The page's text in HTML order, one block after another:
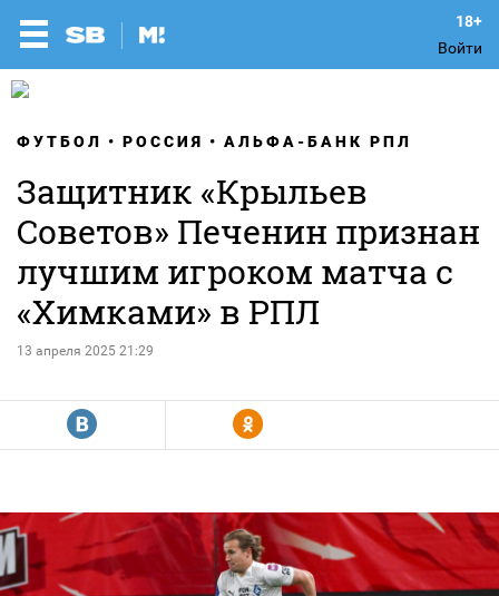
Войти
ФУТБОЛ РОССИЯ АЛЬФА-БАНК РПЛ
Защитник «Крыльев
Советов» Печенин признан
лучшим игроком матча с
«Химками» в РПЛ
13 апреля 2025 21:29
R Y